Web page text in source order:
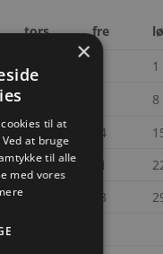
tors fre
1
8
13 14
20 21
28
×
til at
at bruge
til alle
med vores